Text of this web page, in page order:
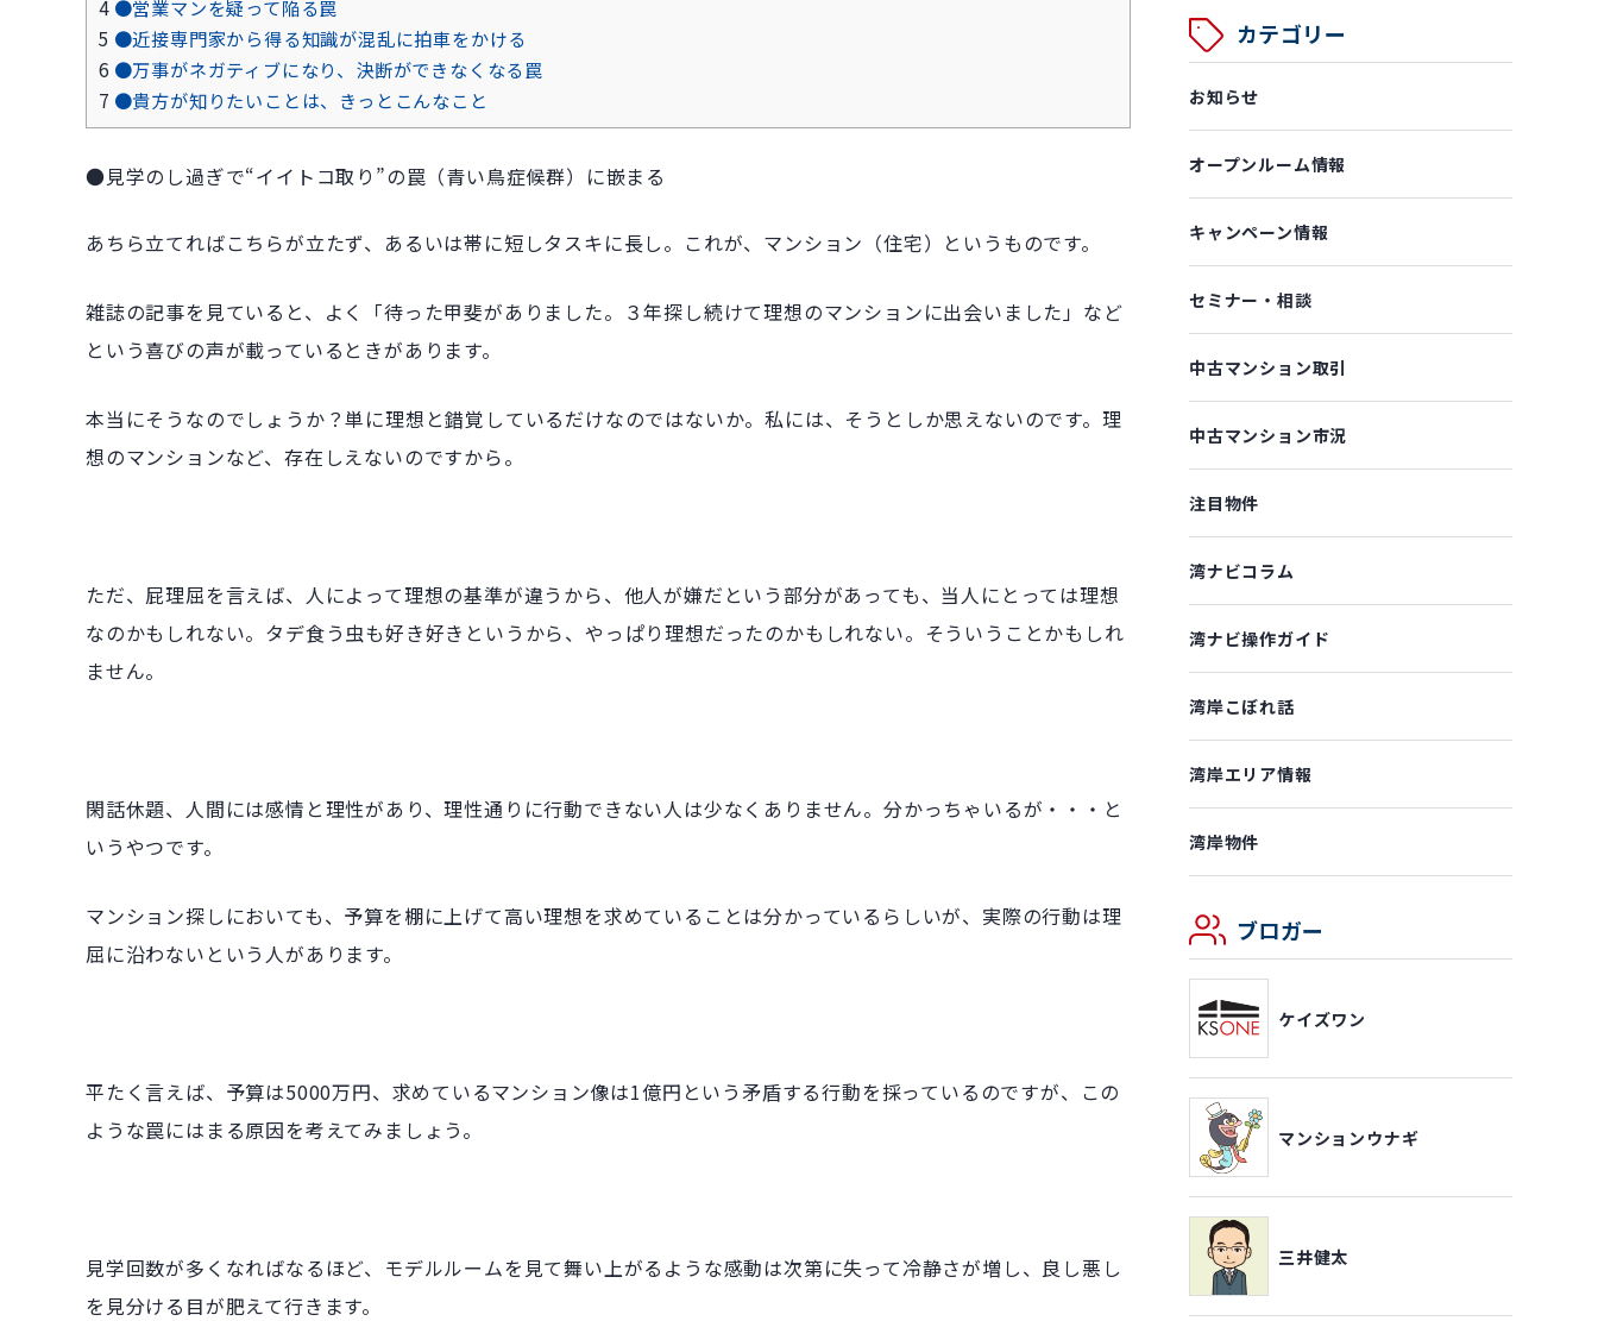
4●営業マンを疑って陥る罠
5 ●近接専門家から得る知識が混乱に拍車をかける
6 ●万事がネガティブになり、決断ができなくなる罠
7 ●貴方が知りたいことは、きっとこんなこと
●見学のし過ぎで“イイトコ取り”の罠（青い鳥症候群）に嵌まる
あちら立てればこちらが立たず、あるいは帯に短しタスキに長し。これが、マンション（住宅）というものです。
雑誌の記事を見ていると、よく「待った甲斐がありました。３年探し続けて理想のマンションに出会いました」など
という喜びの声が載っているときがあります。
本当にそうなのでしょうか？単に理想と錯覚しているだけなのではないか。私には、そうとしか思えないのです。理
想のマンションなど、存在しえないのですから。
ただ、屁理屈を言えば、人によって理想の基準が違うから、他人が嫌だという部分があっても、当人にとっては理想
なのかもしれない。タデ食う虫も好き好きというから、やっぱり理想だったのかもしれない。そういうことかもしれ
ません。
閑話休題、人間には感情と理性があり、理性通りに行動できない人は少なくありません。分かっちゃいるが・・・と
いうやつです。
マンション探しにおいても、予算を棚に上げて高い理想を求めていることは分かっているらしいが、実際の行動は理
屈に沿わないという人があります。
平たく言えば、予算は5000万円、求めているマンション像は1億円という矛盾する行動を採っているのですが、この
ような罠にはまる原因を考えてみましょう。
見学回数が多くなればなるほど、モデルルームを見て舞い上がるような感動は次第に失って冷静さが増し、良し悪し
を見分ける目が肥えて行きます。
カテゴリー
お知らせ
オープンルーム情報
キャンペーン情報
セミナー・相談
中古マンション取引
中古マンション市況
注目物件
湾ナビコラム
湾ナビ操作ガイド
湾岸こぼれ話
湾岸エリア情報
湾岸物件
ブロガー
ケイズワン
マンションウナギ
三井健太